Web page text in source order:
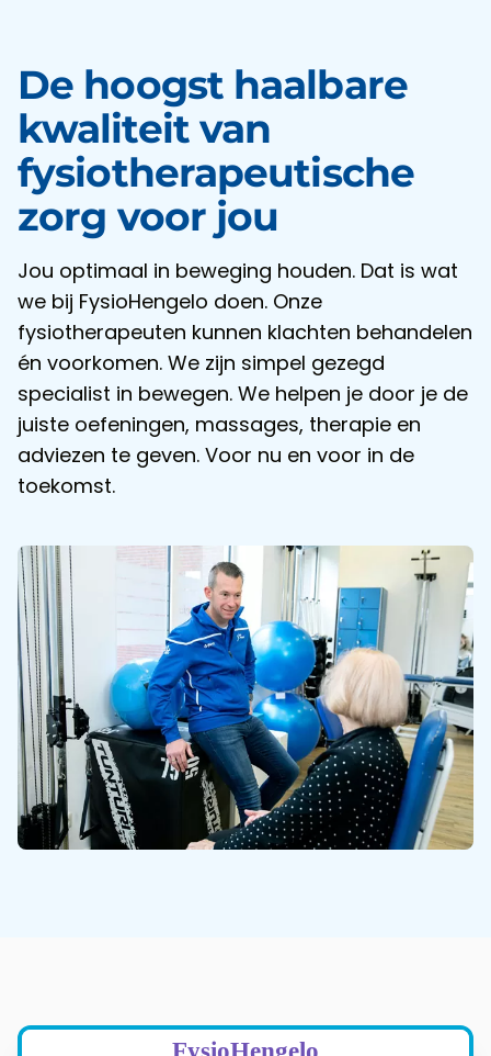
De hoogst haalbare
kwaliteit van
fysiotherapeutische
zorg voor jou
Jou optimaal in beweging houden. Dat is wat
we bij FysioHengelo doen. Onze
fysiotherapeuten kunnen klachten behandelen
én voorkomen. We zijn simpel gezegd
specialist in bewegen. We helpen je door je de
juiste oefeningen, massages, therapie en
adviezen te geven. Voor nu en voor in de
toekomst.